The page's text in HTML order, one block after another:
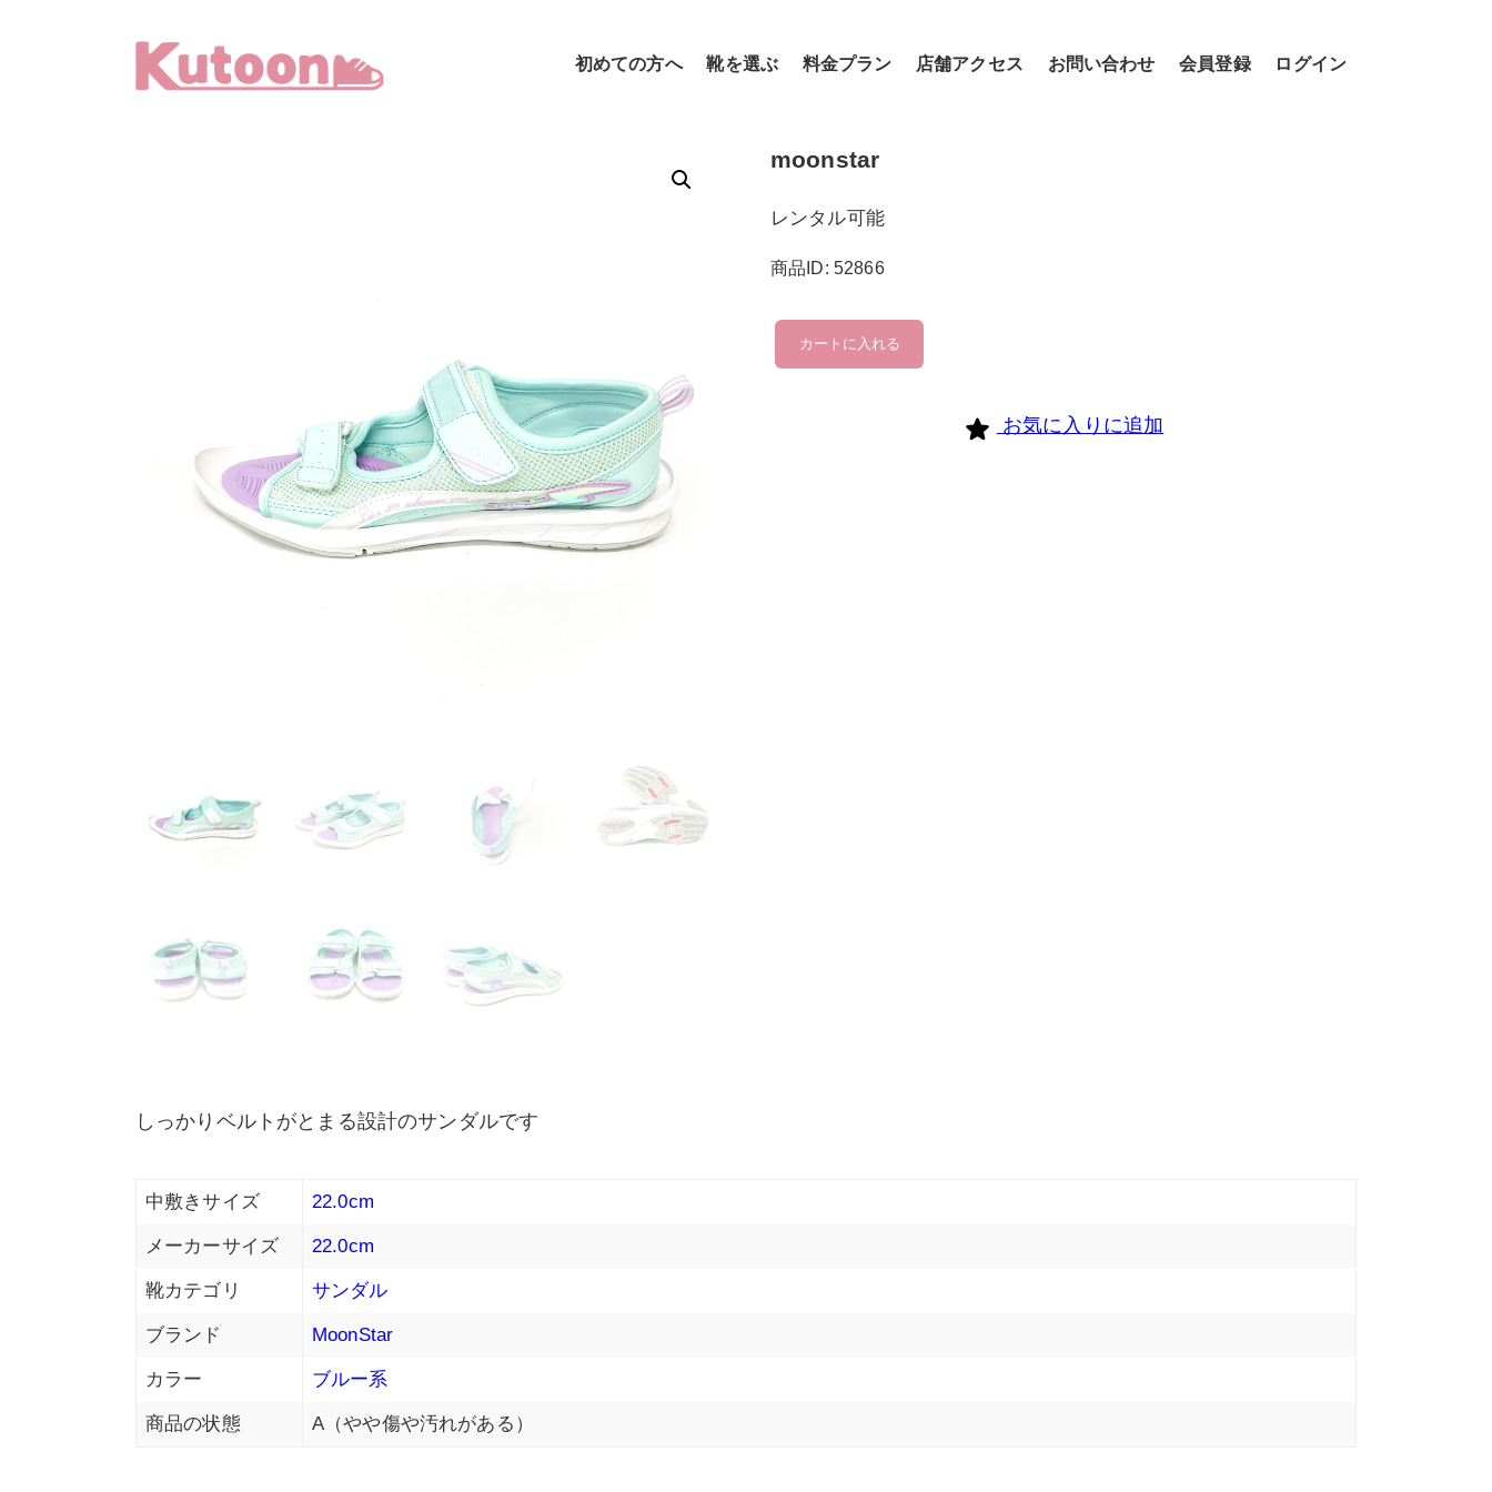
初めての方へ 靴を選ぶ 料金プラン 店舗アクセス お問い合わせ 会員登録 ログイン
moonstar
レンタル可能
商品ID: 52866
moonstar
個
カートに入れる
お気に入りに追加
しっかりベルトがとまる設計のサンダルです
中敷きサイズ 22.0cm
メーカーサイズ 22.0cm
靴カテゴリ サンダル
ブランド MoonStar
カラー ブルー系
商品の状態 A（やや傷や汚れがある）